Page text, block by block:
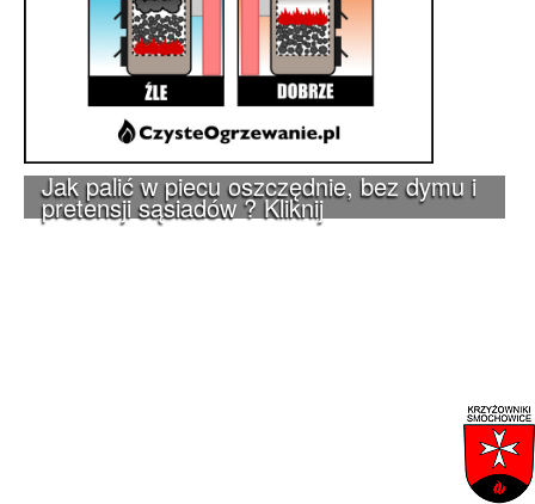
Jak palić w piecu oszczędnie, bez dymu i
pretensji sąsiadów ? Kliknij